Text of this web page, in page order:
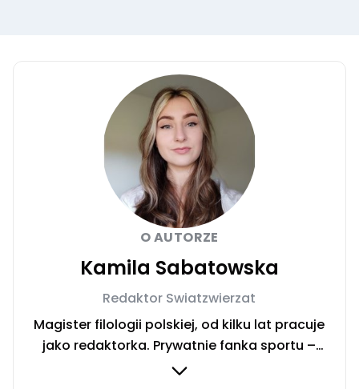
O AUTORZE
Kamila Sabatowska
Redaktor Swiatzwierzat
Magister filologii polskiej, od kilku lat pracuje
jako redaktorka. Prywatnie fanka sportu –
zwłaszcza siatkówki i miłośniczka zwierząt.